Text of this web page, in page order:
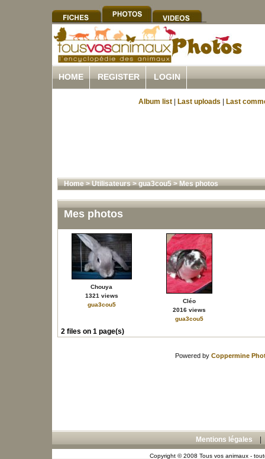
HOME REGISTER LOGIN
Album list Last uploads Last
Home>Utilisateurs>gua3cou5>Mes photos
Mes photos
Chouya
1321 views
gua3cou5
Cléo
2016 views
gua3cou5
2 files on 1 page(s)
Powered by Coppermine
Mentions légales
Copyright © 2008 Tous vos animaux -